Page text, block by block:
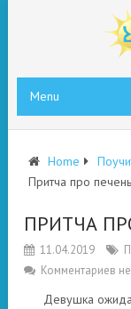
Menu
Home
Притча про
ПРИТЧА
11.04.2019
Комментариев
Девушка